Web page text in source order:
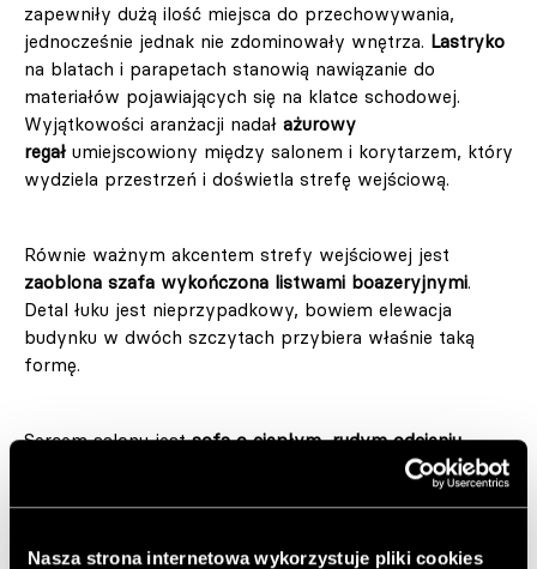
Nasza strona internetowa wykorzystuje pliki cookies
zapewniły dużą ilość miejsca do przechowywania,
jednocześnie jednak nie zdominowały wnętrza. Lastryko
na blatach i parapetach stanowią nawiązanie do
materiałów pojawiających się na klatce schodowej.
Wyjątkowości aranżacji nadał ażurowy
regał umiejscowiony między salonem i korytarzem, który
wydziela przestrzeń i doświetla strefę wejściową.
Równie ważnym akcentem strefy wejściowej jest
zaoblona szafa wykończona listwami boazeryjnymi.
Detal łuku jest nieprzypadkowy, bowiem elewacja
budynku w dwóch szczytach przybiera właśnie taką
formę.
Sercem salonu jestsofa o ciepłym, rudym odcieniu.
obraz z pixodelic studio autorstwa
, ulubionego artysty właścicieli mieszkania.
motyw we wnętrzu, który również pojawia się na